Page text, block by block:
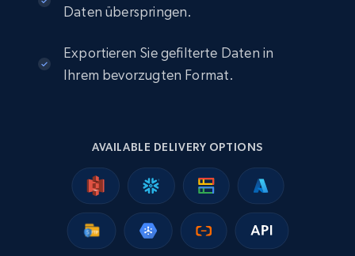
Rating, Reviews count, Images, Variations, and
eCommerce
Daten überspringen.
Exportieren Sie gefilterte Daten in
Ihrem bevorzugten Format.
AVAILABLE DELIVERY OPTIONS